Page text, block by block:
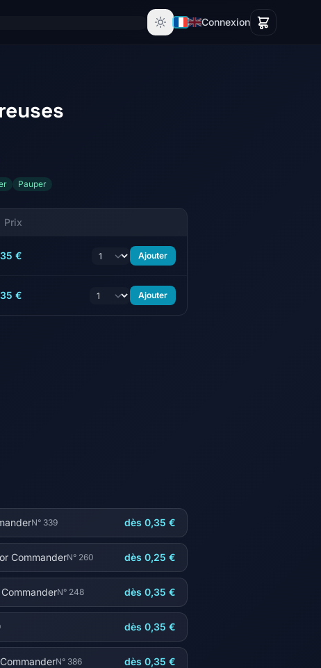
Connexion
Pauper
Prix
€ Ajouter
€ Ajouter
N° 339 dès 0,35 €
CommanderN° 260 dès 0,25 €
N° 248 dès 0,35 €
dès 0,35 €
N° 386 dès 0,35 €